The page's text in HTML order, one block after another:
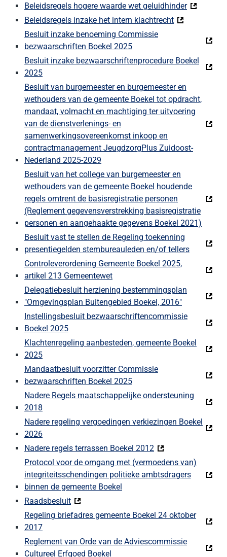
Beleidsregels hogere waarde wet geluidhinder
Beleidsregels inzake het intern klachtrecht
Besluit inzake benoeming Commissie
bezwaarschriften Boekel 2025
Besluit inzake bezwaarschriftenprocedure Boekel
2025
Besluit van burgemeester en burgemeester en
wethouders van de gemeente Boekel tot opdracht,
mandaat, volmacht en machtiging ter uitvoering
van de dienstverlenings- en
samenwerkingsovereenkomst inkoop en
contractmanagement JeugdzorgPlus Zuidoost-
Nederland 2025-2029
Besluit van het college van burgemeester en
wethouders van de gemeente Boekel houdende
regels omtrent de basisregistratie personen
(Reglement gegevensverstrekking basisregistratie
personen en aangehaakte gegevens Boekel 2021)
Besluit vast te stellen de Regeling toekenning
presentiegelden stembureauleden en/of tellers
Controleverordening Gemeente Boekel 2025,
artikel 213 Gemeentewet
Delegatiebesluit herziening bestemmingsplan
"Omgevingsplan Buitengebied Boekel, 2016"
Instellingsbesluit bezwaarschriftencommissie
Boekel 2025
Klachtenregeling aanbesteden, gemeente Boekel
2025
Mandaatbesluit voorzitter Commissie
bezwaarschriften Boekel 2025
Nadere Regels maatschappelijke ondersteuning
2018
Nadere regeling vergoedingen verkiezingen Boekel
2026
Nadere regels terrassen Boekel 2012
Protocol voor de omgang met (vermoedens van)
integriteitsschendingen politieke ambtsdragers
binnen de gemeente Boekel
Raadsbesluit
Regeling briefadres gemeente Boekel 24 oktober
2017
Reglement van Orde van de Adviescommissie
Cultureel Erfgoed Boekel